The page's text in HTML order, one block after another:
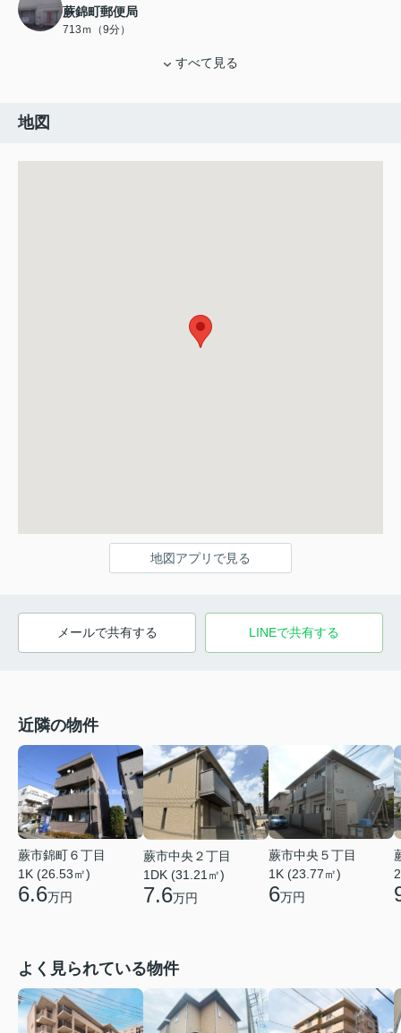
蕨錦町郵便局
713ｍ（9分）
すべて見る
地図
地図アプリで見る
メールで共有する LINEで共有する
近隣の物件
蕨市錦町６丁目
1K (26.53㎡)
6.6万円
蕨市中央２丁目
1DK (31.21㎡)
7.6万円
蕨市中央５丁目
1K (23.77㎡)
6万円
よく見られている物件